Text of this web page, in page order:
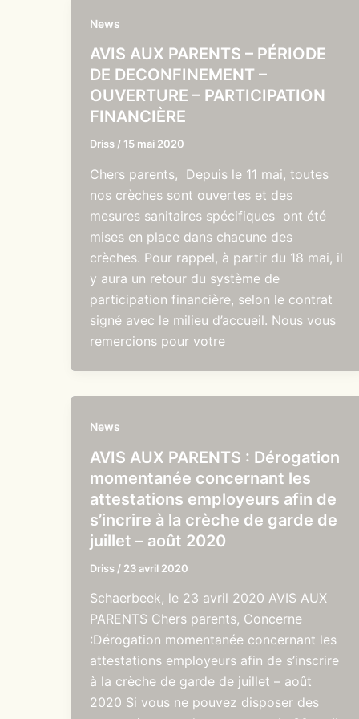
News
AVIS AUX PARENTS – PÉRIODE
DE DECONFINEMENT –
OUVERTURE – PARTICIPATION
FINANCIÈRE
Driss / 15 mai 2020
Chers parents, Depuis le 11 mai, toutes
nos crèches sont ouvertes et des
mesures sanitaires spécifiques ont été
mises en place dans chacune des
crèches. Pour rappel, à partir du 18 mai, il
y aura un retour du système de
participation financière, selon le contrat
signé avec le milieu d’accueil. Nous vous
remercions pour votre
News
AVIS AUX PARENTS : Dérogation
momentanée concernant les
attestations employeurs afin de
s’incrire à la crèche de garde de
juillet – août 2020
Driss / 23 avril 2020
Schaerbeek, le 23 avril 2020 AVIS AUX
PARENTS Chers parents, Concerne
:Dérogation momentanée concernant les
attestations employeurs afin de s’inscrire
à la crèche de garde de juillet – août
2020 Si vous ne pouvez disposer des